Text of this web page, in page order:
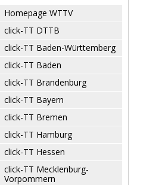
Homepage WTTV
click-TT DTTB
click-TT Baden-Württemberg
click-TT Baden
click-TT Brandenburg
click-TT Bayern
click-TT Bremen
click-TT Hamburg
click-TT Hessen
click-TT Mecklenburg-
Vorpommern